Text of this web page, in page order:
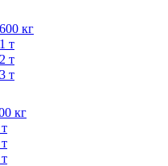
кг
т
т
т
кг